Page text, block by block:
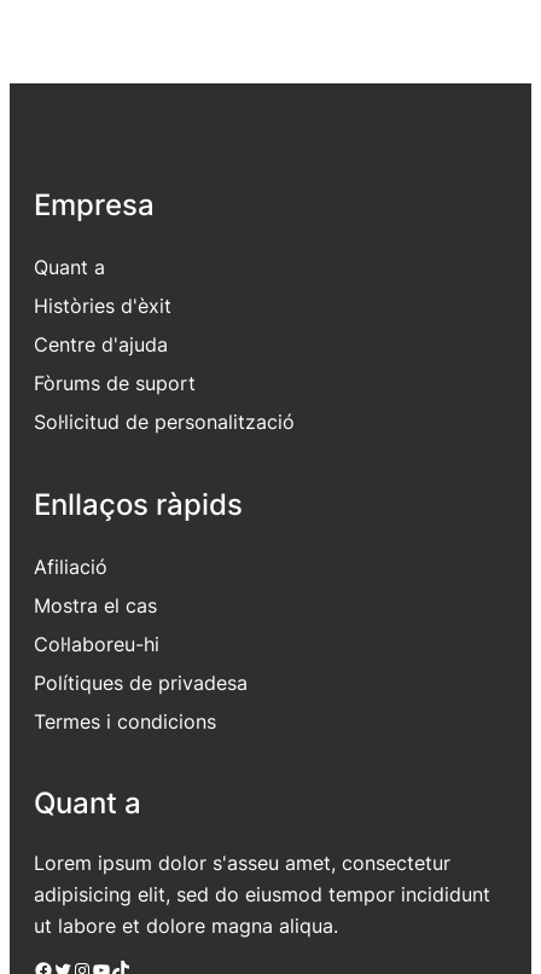
Empresa
Quant a
Històries d'èxit
Centre d'ajuda
Fòrums de suport
Sol·licitud de personalització
Enllaços ràpids
Afiliació
Mostra el cas
Col·laboreu-hi
Polítiques de privadesa
Termes i condicions
Quant a
Lorem ipsum dolor s'asseu amet, consectetur
adipisicing elit, sed do eiusmod tempor incididunt
ut labore et dolore magna aliqua.
Facebook Twitter Instagram YouTube TikTok